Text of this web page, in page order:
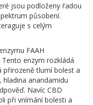
jsou podloženy řadou
působení.
s celým
FAAH
enzym rozkládá
přirozeně tlumí bolest a
anandamidu
Navíc CBD
při vnímání bolesti a